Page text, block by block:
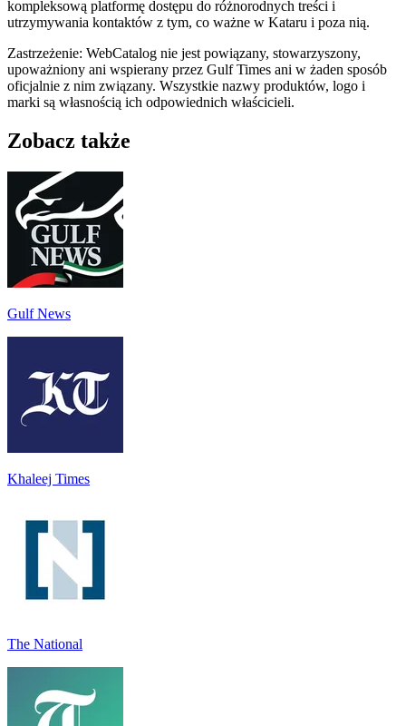
kompleksową platformę dostępu do różnorodnych treści i
utrzymywania kontaktów z tym, co ważne w Kataru i poza nią.
Zastrzeżenie: WebCatalog nie jest powiązany, stowarzyszony,
upoważniony ani wspierany przez Gulf Times ani w żaden sposób
oficjalnie z nim związany. Wszystkie nazwy produktów, logo i
marki są własnością ich odpowiednich właścicieli.
Zobacz także
Gulf News
Khaleej Times
The National